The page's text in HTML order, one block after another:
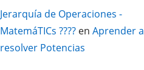
Jerarquía de Operaciones -
MatemáTICs ????en Aprender a
resolver Potencias